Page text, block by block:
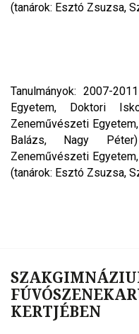
(tanárok: Esztó Zsuzsa,
Tanulmányok: 2007-
Egyetem, Doktori
Zeneművészeti
Balázs, Nagy
Zeneművészeti
(tanárok: Esztó Zsuzsa,
KERTJÉBEN